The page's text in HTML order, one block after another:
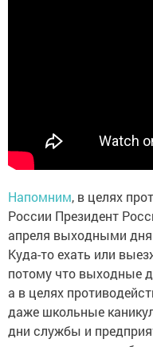
Напомним, в целях
России Президент
апреля выходными
Куда-то ехать или
потому что выходные
а в целях
даже школьные
дни службы и